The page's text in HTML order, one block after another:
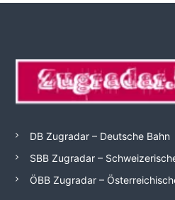
DB Zugradar – Deutsche Bahn
SBB Zugradar –
ÖBB Zugradar –